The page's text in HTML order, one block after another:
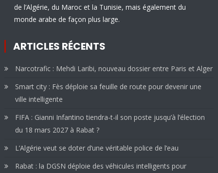
de l’Algérie, du Maroc et la Tunisie, mais également du
monde arabe de façon plus large.
ARTICLES RÉCENTS
Narcotrafic : Mehdi Laribi, nouveau dossier entre Paris et Alger
Smart city : Fès déploie sa feuille de route pour devenir une
ville intelligente
FIFA : Gianni Infantino tiendra-t-il son poste jusqu’à l’élection
du 18 mars 2027 à Rabat ?
L’Algérie veut se doter d’une véritable police de l’eau
Rabat : la DGSN déploie des véhicules intelligents pour